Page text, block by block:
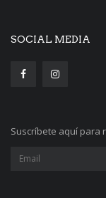
SOCIAL MEDIA
Suscríbete aquí para